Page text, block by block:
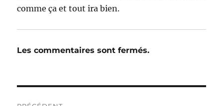
comme ça et tout ira bien.
Les commentaires sont fermés.